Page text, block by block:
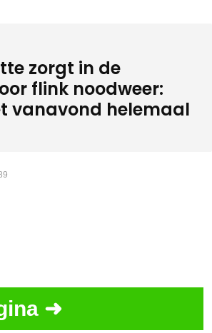
zorgt in de
flink noodweer:
vanavond helemaal
➜